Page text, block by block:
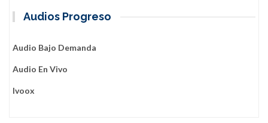
Audios Progreso
Audio Bajo Demanda
Audio En Vivo
Ivoox